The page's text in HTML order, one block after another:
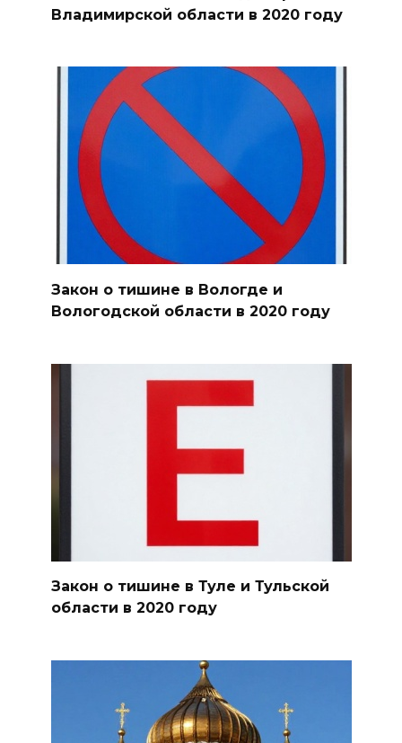
Владимирской области в 2020 году
Закон о тишине в Вологде и
Вологодской области в 2020 году
Закон о тишине в Туле и Тульской
области в 2020 году